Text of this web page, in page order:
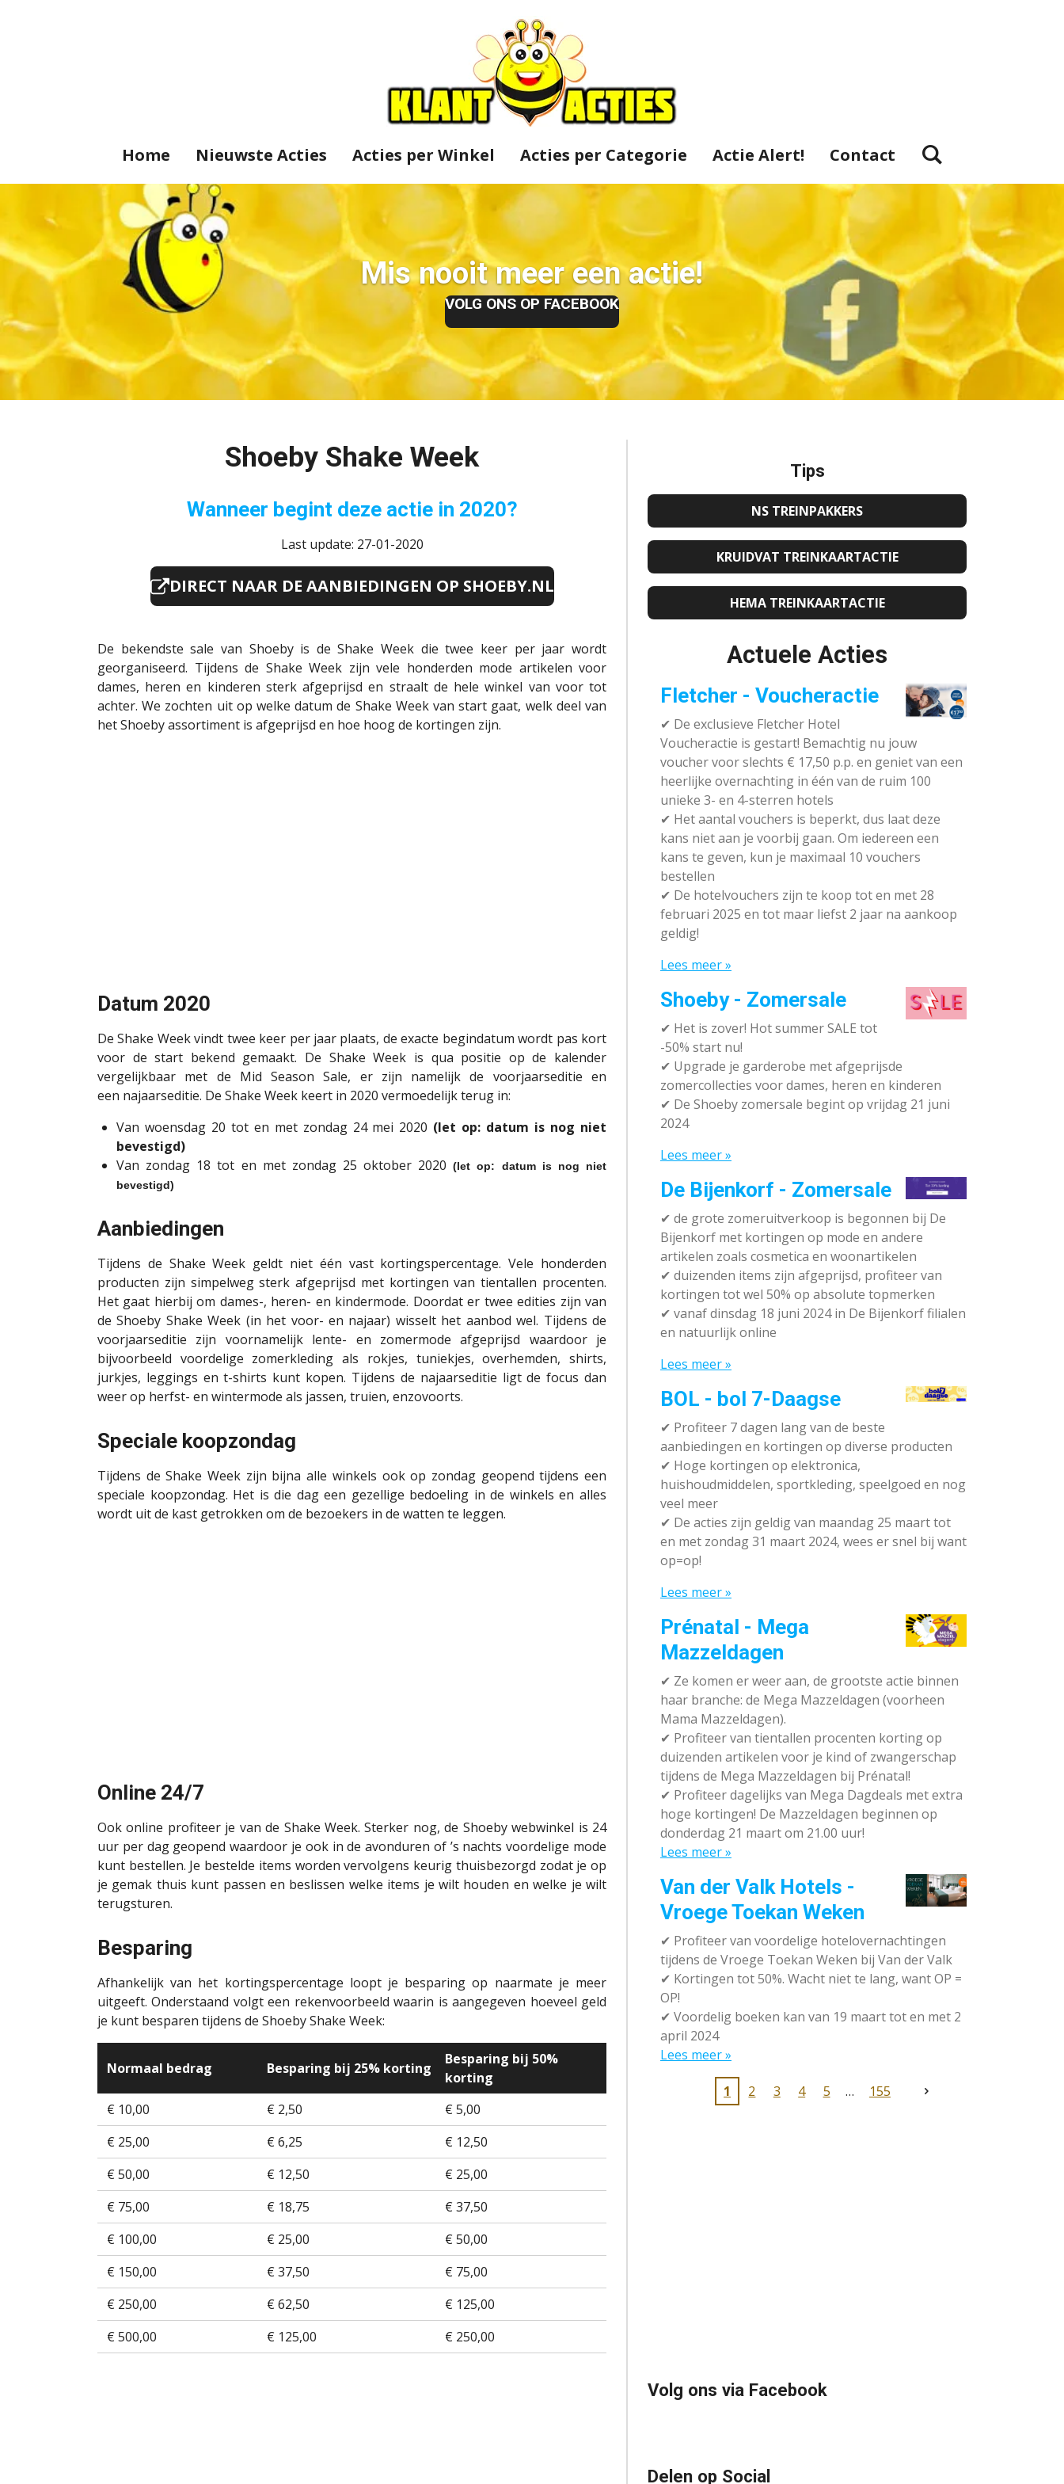
Home Nieuwste Acties Acties per Winkel Acties per Categorie Actie Alert! Contact
Mis nooit meer een actie!
VOLG ONS OP FACEBOOK
Shoeby Shake Week
Wanneer begint deze actie in 2020?
Last update: 27-01-2020
DIRECT NAAR DE AANBIEDINGEN OP SHOEBY.NL
De bekendste sale van Shoeby is de Shake Week die twee keer per jaar wordt
georganiseerd. Tijdens de Shake Week zijn vele honderden mode artikelen voor
dames, heren en kinderen sterk afgeprijsd en straalt de hele winkel van voor tot
achter. We zochten uit op welke datum de Shake Week van start gaat, welk deel van
het Shoeby assortiment is afgeprijsd en hoe hoog de kortingen zijn.
Datum 2020
De Shake Week vindt twee keer per jaar plaats, de exacte begindatum wordt pas kort
voor de start bekend gemaakt. De Shake Week is qua positie op de kalender
vergelijkbaar met de Mid Season Sale, er zijn namelijk de voorjaarseditie en
een najaarseditie. De Shake Week keert in 2020 vermoedelijk terug in:
Van woensdag 20 tot en met zondag 24 mei 2020 (let op: datum is nog niet
bevestigd)
Van zondag 18 tot en met zondag 25 oktober 2020(let op: datum is nog niet
bevestigd)
Aanbiedingen
Tijdens de Shake Week geldt niet één vast kortingspercentage. Vele honderden
producten zijn simpelweg sterk afgeprijsd met kortingen van tientallen procenten.
Het gaat hierbij om dames-, heren- en kindermode. Doordat er twee edities zijn van
de Shoeby Shake Week (in het voor- en najaar) wisselt het aanbod wel. Tijdens de
voorjaarseditie zijn voornamelijk lente- en zomermode afgeprijsd waardoor je
bijvoorbeeld voordelige zomerkleding als rokjes, tuniekjes, overhemden, shirts,
jurkjes, leggings en t-shirts kunt kopen. Tijdens de najaarseditie ligt de focus dan
weer op herfst- en wintermode als jassen, truien, enzovoorts.
Speciale koopzondag
Tijdens de Shake Week zijn bijna alle winkels ook op zondag geopend tijdens een
speciale koopzondag. Het is die dag een gezellige bedoeling in de winkels en alles
wordt uit de kast getrokken om de bezoekers in de watten te leggen.
Online 24/7
Ook online profiteer je van de Shake Week. Sterker nog, de Shoeby webwinkel is 24
uur per dag geopend waardoor je ook in de avonduren of ’s nachts voordelige mode
kunt bestellen. Je bestelde items worden vervolgens keurig thuisbezorgd zodat je op
je gemak thuis kunt passen en beslissen welke items je wilt houden en welke je wilt
terugsturen.
Besparing
Afhankelijk van het kortingspercentage loopt je besparing op naarmate je meer
uitgeeft. Onderstaand volgt een rekenvoorbeeld waarin is aangegeven hoeveel geld
je kunt besparen tijdens de Shoeby Shake Week:
Normaal bedrag Besparing bij 25% korting
Besparing bij 50%
korting
€ 10,00
€ 2,50
€ 5,00
€ 25,00
€ 6,25
€ 12,50
€ 50,00
€ 12,50
€ 25,00
€ 75,00
€ 18,75
€ 37,50
€ 100,00
€ 25,00
€ 50,00
€ 150,00
€ 37,50
€ 75,00
€ 250,00
€ 62,50
€ 125,00
€ 500,00
€ 125,00 € 250,00
Tips
NS TREINPAKKERS
KRUIDVAT TREINKAARTACTIE
HEMA TREINKAARTACTIE
Actuele Acties
Fletcher - Voucheractie
✔ De exclusieve Fletcher Hotel
Voucheractie is gestart! Bemachtig nu jouw
voucher voor slechts € 17,50 p.p. en geniet van een
heerlijke overnachting in één van de ruim 100
unieke 3- en 4-sterren hotels
✔ Het aantal vouchers is beperkt, dus laat deze
kans niet aan je voorbij gaan. Om iedereen een
kans te geven, kun je maximaal 10 vouchers
bestellen
✔ De hotelvouchers zijn te koop tot en met 28
februari 2025 en tot maar liefst 2 jaar na aankoop
geldig!
Lees meer »
Shoeby - Zomersale
✔ Het is zover! Hot summer SALE tot
-50% start nu!
✔ Upgrade je garderobe met afgeprijsde
zomercollecties voor dames, heren en kinderen
✔ De Shoeby zomersale begint op vrijdag 21 juni
2024
Lees meer »
De Bijenkorf - Zomersale
✔ de grote zomeruitverkoop is begonnen bij De
Bijenkorf met kortingen op mode en andere
artikelen zoals cosmetica en woonartikelen
✔ duizenden items zijn afgeprijsd, profiteer van
kortingen tot wel 50% op absolute topmerken
✔ vanaf dinsdag 18 juni 2024 in De Bijenkorf filialen
en natuurlijk online
Lees meer »
BOL - bol 7-Daagse
✔ Profiteer 7 dagen lang van de beste
aanbiedingen en kortingen op diverse producten
✔ Hoge kortingen op elektronica,
huishoudmiddelen, sportkleding, speelgoed en nog
veel meer
✔ De acties zijn geldig van maandag 25 maart tot
en met zondag 31 maart 2024, wees er snel bij want
op=op!
Lees meer »
Prénatal - Mega
Mazzeldagen
✔ Ze komen er weer aan, de grootste actie binnen
haar branche: de Mega Mazzeldagen (voorheen
Mama Mazzeldagen).
✔ Profiteer van tientallen procenten korting op
duizenden artikelen voor je kind of zwangerschap
tijdens de Mega Mazzeldagen bij Prénatal!
✔ Profiteer dagelijks van Mega Dagdeals met extra
hoge kortingen! De Mazzeldagen beginnen op
donderdag 21 maart om 21.00 uur!
Lees meer »
Van der Valk Hotels -
Vroege Toekan Weken
✔ Profiteer van voordelige hotelovernachtingen
tijdens de Vroege Toekan Weken bij Van der Valk
✔ Kortingen tot 50%. Wacht niet te lang, want OP =
OP!
✔ Voordelig boeken kan van 19 maart tot en met 2
april 2024
Lees meer »
1 2 3 4 5 155
Volg ons via Facebook
Delen op Social